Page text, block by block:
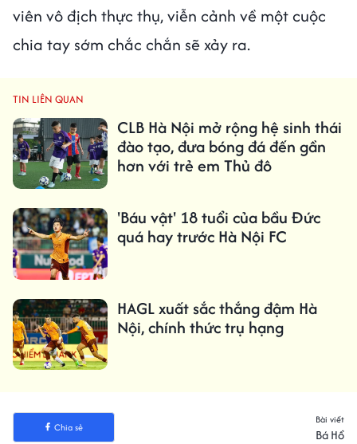
viên vô địch thực thụ, viễn cảnh về một cuộc
chia tay sớm chắc chắn sẽ xảy ra.
TIN LIÊN QUAN
CLB Hà Nội mở rộng hệ sinh thái
đào tạo, đưa bóng đá đến gần
hơn với trẻ em Thủ đô
'Báu vật' 18 tuổi của bầu Đức
quá hay trước Hà Nội FC
HAGL xuất sắc thắng đậm Hà
Nội, chính thức trụ hạng
Chia sẻ
Bài viết
Bá Hổ